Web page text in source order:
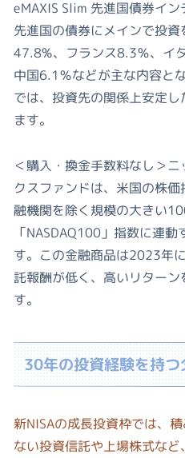
eMAXIS Slim 先進国債券イ
先進国の債券にメインで投
47.8%、フランス8.3％、イ
中国6.1％などが主な内容と
では、投資先の関係上安定
ます。
＜購入・換金手数料なし＞
クスファンドは、米国の株
融機関を除く規模の大きい
「NASDAQ100」指数に連
す。この金融商品は2023年
託報酬が低く、高いリター
す。
30年の投資経験を持
新NISAの成長投資枠では、
ない投資信託や上場株式な